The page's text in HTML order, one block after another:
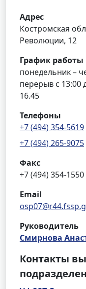
Адрес
Костромская
Революции, 12
График работы
понедельник –
перерыв с 13:00
16.45
Телефоны
+7 (494) 354-5619
+7 (494) 265-9075
Факс
+7 (494) 354-1550
Email
Руководитель
Смирнова
Контакты